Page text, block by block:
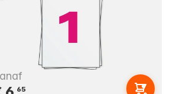
65